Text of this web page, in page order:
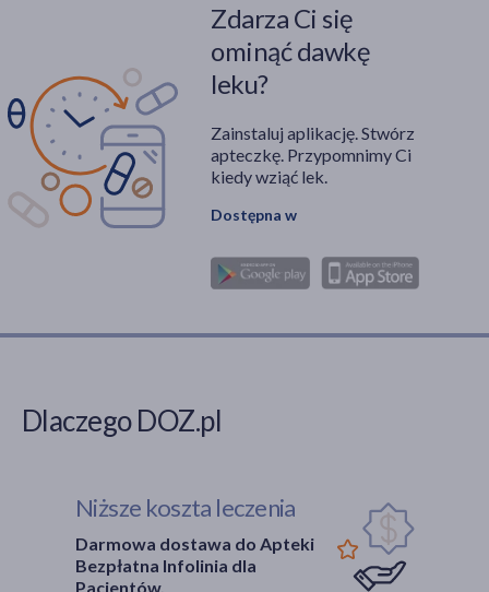
Zdarza Ci się
ominąć dawkę
leku?
Zainstaluj aplikację. Stwórz
apteczkę. Przypomnimy Ci
kiedy wziąć lek.
Dostępna w
Dlaczego DOZ.pl
Niższe koszta leczenia
Darmowa dostawa do Apteki
Bezpłatna Infolinia dla
Pacjentów.